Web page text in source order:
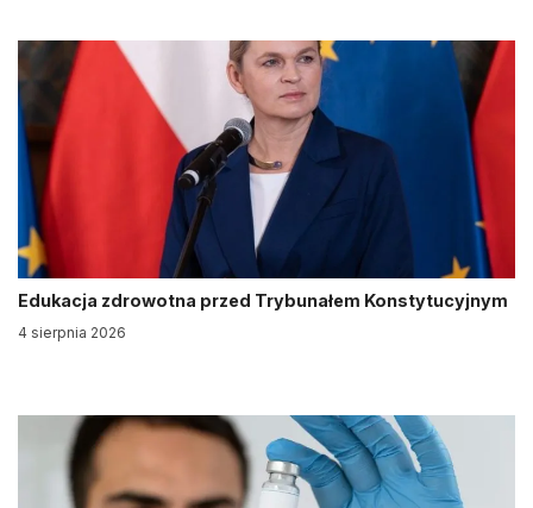
Edukacja zdrowotna przed Trybunałem Konstytucyjnym
4 sierpnia 2026